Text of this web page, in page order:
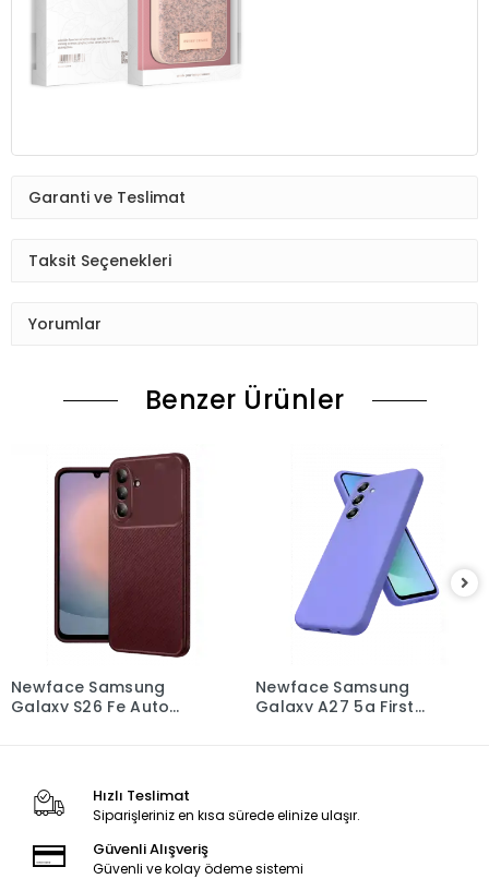
Garanti ve Teslimat
Taksit Seçenekleri
Yorumlar
Benzer Ürünler
Newface Samsung
Galaxy S26 Fe Auto
Newface Samsung
Galaxy A27 5g First
Hızlı Teslimat
Siparişleriniz en kısa sürede elinize ulaşır.
Güvenli Alışveriş
Güvenli ve kolay ödeme sistemi